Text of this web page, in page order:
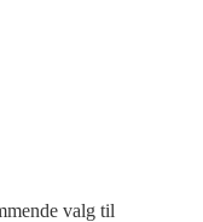
valg til